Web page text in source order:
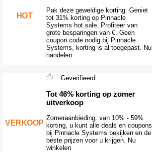
HOT
Pak deze geweldige korting: Geniet
tot 31% korting op Pinnacle
Systems hot sale. Profiteer van
grote besparingen van €. Geen
coupon code nodig bij Pinnacle
Systems, korting is al toegepast. Nu
handelen
VERKOOP
Geverifieerd
Tot 46% korting op zomer
uitverkoop
Zomeraanbieding: van 10% - 59%
korting, u kunt alle deals en coupons
bij Pinnacle Systems bekijken en de
beste prijzen voor u krijgen. Nu
winkelen